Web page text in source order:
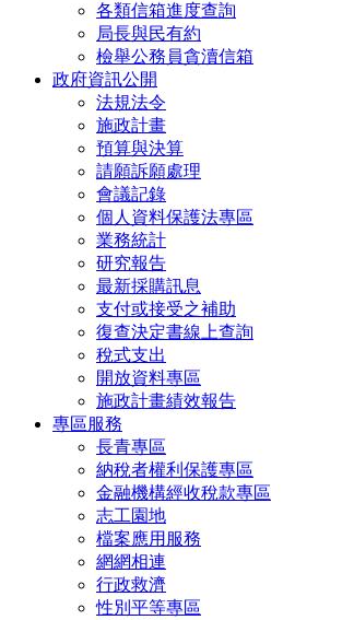
各類信箱進度查詢
局長與民有約
檢舉公務員貪瀆信箱
政府資訊公開
法規法令
施政計畫
預算與決算
請願訴願處理
會議記錄
個人資料保護法專區
業務統計
研究報告
最新採購訊息
支付或接受之補助
復查決定書線上查詢
稅式支出
開放資料專區
施政計畫績效報告
專區服務
長青專區
納稅者權利保護專區
金融機構經收稅款專區
志工園地
檔案應用服務
網網相連
行政救濟
性別平等專區